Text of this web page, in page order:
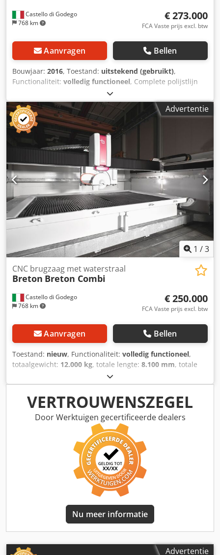
Castello di Godego
768 km
€ 273.000
FCA Vaste prijs excl. btw
Aanvragen Bellen
Bouwjaar: 2016, Toestand: uitstekend (gebruikt),
Functionaliteit: volledig functioneel, Complete polijstlijn
voor granietplaten, nog in bedrijf en volledig functioneel,
te bezichtigen en uitgerust met: - automatische laadunit -
gemotoriseerde rollenbanen voor automatische
plaatinvoer Dodpfx Aoxdnbboqiekr - gecombineerde
kalibreer-/polijstmachine met polijstspindels voor hoge
materiaalafname, uitgerust met mechatronica voor
materiaalcalibratie - installatie voor drogen door ventilatie
op beide zijden van de platen - automatische wasmachine
- automatische beschermfolie-opbrenger Beschikbaar
vanaf maart 2026.
Advertentie
1 /3
Castello di Godego
768 km
CNC brugzaag met waterstraal
Breton Breton Combi
€ 250.000
FCA Vaste prijs excl. btw
Aanvragen Bellen
Toestand: nieuw, Functionaliteit: volledig functioneel,
totaalgewicht: 12.000 kg, totale lengte: 8.100 mm, totale
, totale hoogte:
aanvoersnelheid X-as:45 m/min, voeringssnelheid Y-as:45
m/min, voedingssnelheid Z-as:15 m/min, plaatdikte
(max.): 140 mm , tafel lengte:3.650 mm, tafelbreedte:
2.150 mm, SPECIALE PRIJS Dkedpfxotynfgs Aqisr De Breton
Combi is een CNC-brugzaag met waterstraal voor het
snijden van marmer-, graniet-, kwarts-, keramiek- en
Lapitec platen voor de productie van keukenwerkbladen,
wastafelbladen en bekledingen. Prijs vanaf € 250.000
VERTROUWENSZEGEL
Door Werktuigen gecertificeerde dealers
Nu meer informatie
Advertentie